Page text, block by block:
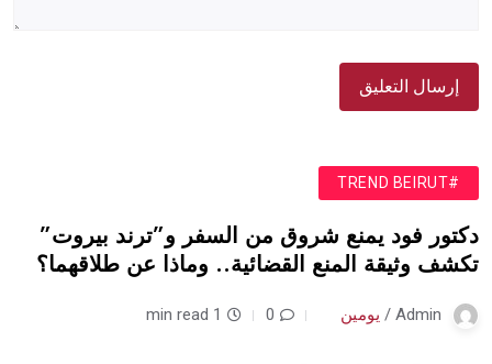
#TREND BEIRUT
دكتور فود يمنع شروق من السفر و”ترند بيروت”
تكشف وثيقة المنع القضائية.. وماذا عن طلاقهما؟
Admin / يومين 0
1 min read